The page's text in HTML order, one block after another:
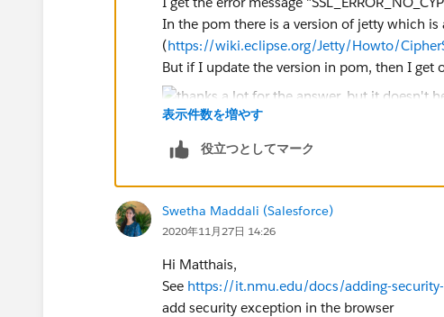
In the pom there is a version of jetty which is
(https://wiki.eclipse.org/Jetty/Howto/
But if I update the version in pom, then I get
表示件数を増やす
役立つとしてマーク
Swetha Maddali (Salesforce)
2020年11月27日 14:26
Hi Matthais,
See https://it.nmu.edu/docs/adding-
add security exception in the browser